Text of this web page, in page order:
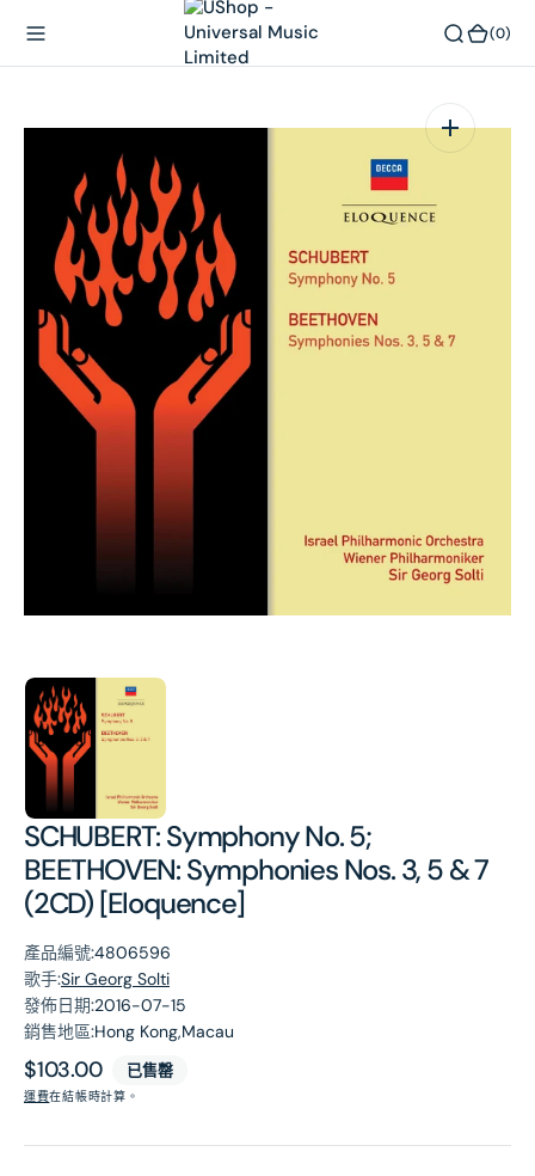
(0)
SCHUBERT: Symphony No. 5;
BEETHOVEN: Symphonies Nos. 3, 5 & 7
(2CD) [Eloquence]
產品編號:4806596
歌手:Sir Georg Solti
發佈日期:2016-07-15
銷售地區:Hong Kong,Macau
原
價
$103.00 已售罄
運費在結帳時計算。
張